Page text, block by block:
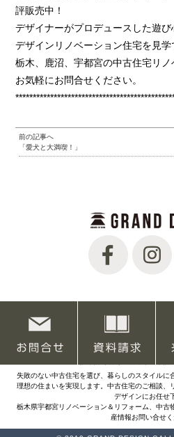
評販売中！
デザイナーがプロデュースした遊
デザインリノベーション住宅を見学
栃木、鹿沼、宇都宮の中古住宅リノ
お気軽にお問合せください。
前の記事へ
「愛犬と大満喫！」
TEL.028-647-0055
宅地建物取引業免許番号 栃木
失敗のない中古住宅を選び、暮らしのスタイルに
理想の住まいを実現します。中古住宅のご相談、
デザインにお任せ
栃木県宇都宮リノベーション＆リフォーム、中古
産情報お問い合せく